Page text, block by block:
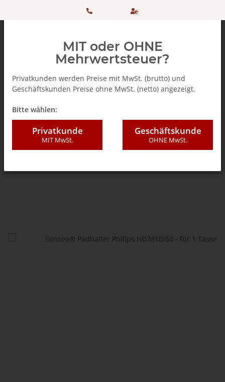
+ 49
506 98
einkaufen
SSL
MIT oder OHNE
Mehrwertsteuer?
Privatkunden werden Preise mit MwSt. (brutto) und
Geschäftskunden Preise ohne MwSt. (netto) angezeigt.
Bitte wählen:
Privatkunde
MIT MwSt.
Geschäftskunde
OHNE MwSt.